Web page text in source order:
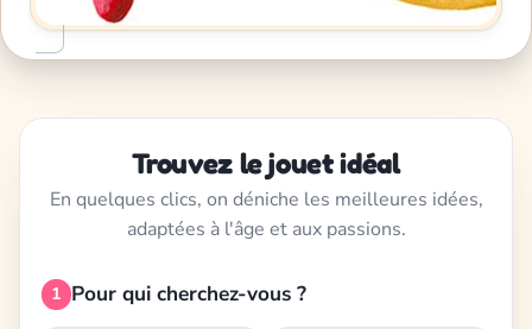
Trouvez le jouet idéal
En quelques clics, on déniche les meilleures idées,
adaptées à l'âge et aux passions.
1 Pour qui cherchez-vous ?